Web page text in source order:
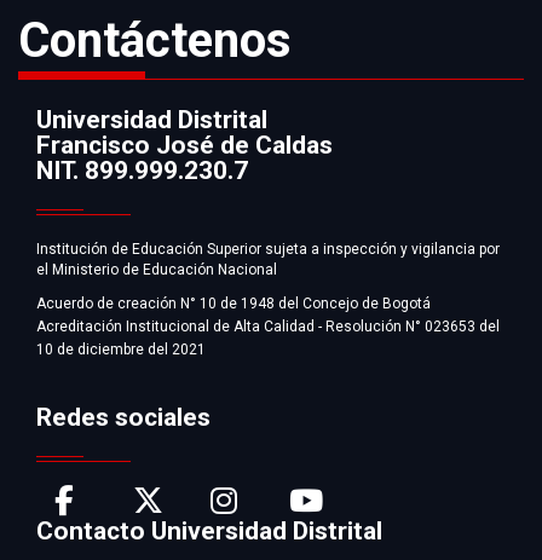
Contáctenos
Información
Universidad Distrital
Francisco José de Caldas
NIT. 899.999.230.7
Institución de Educación Superior sujeta a inspección y vigilancia por
el Ministerio de Educación Nacional
Acuerdo de creación N° 10 de 1948 del Concejo de Bogotá
Acreditación Institucional de Alta Calidad - Resolución N° 023653 del
10 de diciembre del 2021
Redes sociales
Contacto Universidad Distrital